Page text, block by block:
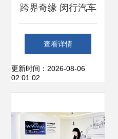
跨界奇缘 闵行汽车
销售公司的“时空穿
越”科技研发之路
查看详情
更新时间：2026-08-06
02:01:02